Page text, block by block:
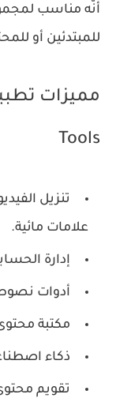
أنّه مناسب
للمبتدئين أو
Tools
تنزيل
علامات مائية.
إدارة
أدوات
مكتبة
ذكاء
تقويم